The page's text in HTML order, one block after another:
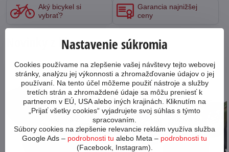
Novinky z blogu
64828
Aký bicykel si
vybrať?
Garancia najnižšej
ceny
Nastavenie súkromia
Cookies používame na zlepšenie vašej návštevy tejto webovej
stránky, analýzu jej výkonnosti a zhromažďovanie údajov o jej
používaní. Na tento účel môžeme použiť nástroje a služby
tretích strán a zhromaždené údaje sa môžu preniesť k
partnerom v EÚ, USA alebo iných krajinách. Kliknutím na
„Prijať všetky cookies“ vyjadrujete svoj súhlas s týmto
spracovaním.
Súbory cookies na zlepšenie relevancie reklám využíva služba
Google Ads – podrobnosti tu alebo Meta – podrobnosti tu
(Facebook, Instagram).